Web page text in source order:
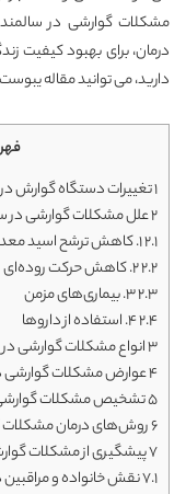
مشکلات گوارشی در
درمان، برای بهبود کیفیت
دارید، می توانید مقالهیبوست
1تغییرات دستگاه گوارش
2علل مشکلات گوارشی در
2.1
2.2
2.3
2.4
3انواع مشکلات گوارشی
4عوارض مشکلات گوارشی
5تشخیص مشکلات
6روش‌های درمان مشکلات
7پیشگیری از مشکلات
7.1نقش خانواده و